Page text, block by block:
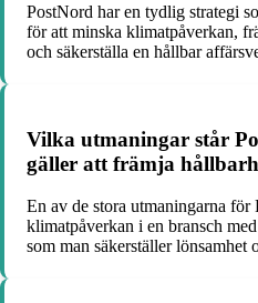
PostNord har en tydlig strategi
för att minska klimatpåverkan,
och säkerställa en hållbar
Vilka utmaningar står
gäller att främja
En av de stora utmaningarna för
klimatpåverkan i en bransch
som man säkerställer lönsamhet